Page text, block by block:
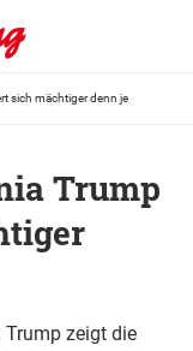
sich mächtiger denn je
Trump
zeigt die